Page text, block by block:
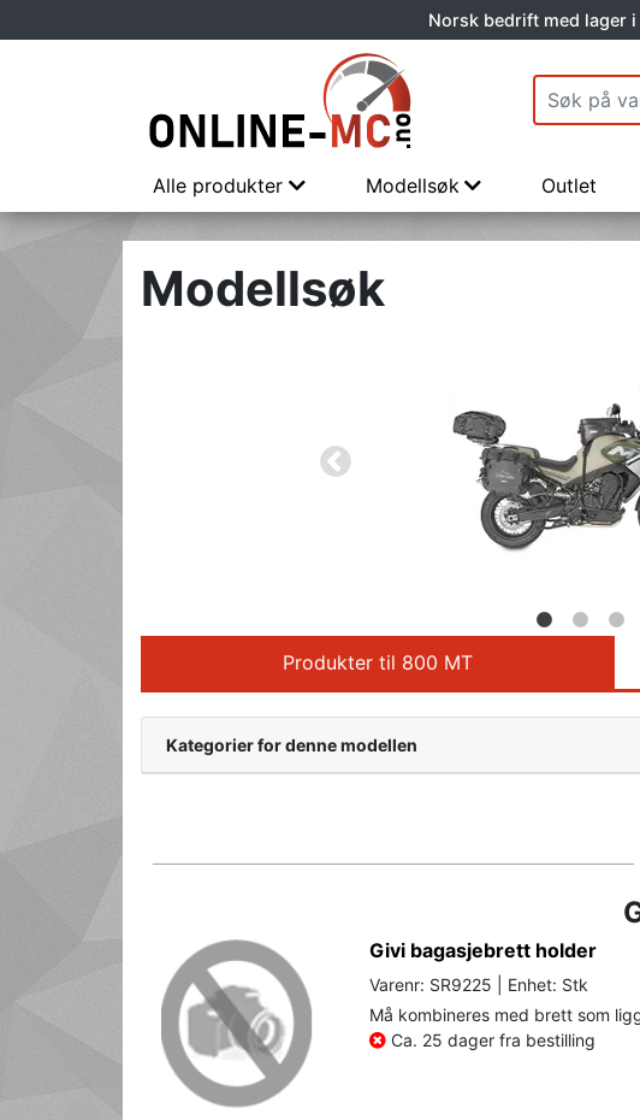
Norsk bedrift med lager
Alle produkter Modellsøk Outlet
Modellsøk
Produkter til 800 MT
Kategorier for denne modellen
Givi bagasjebrett holder
Varenr: SR9225 | Enhet: Stk
Må kombineres med brett som
Ca. 25 dager fra bestilling